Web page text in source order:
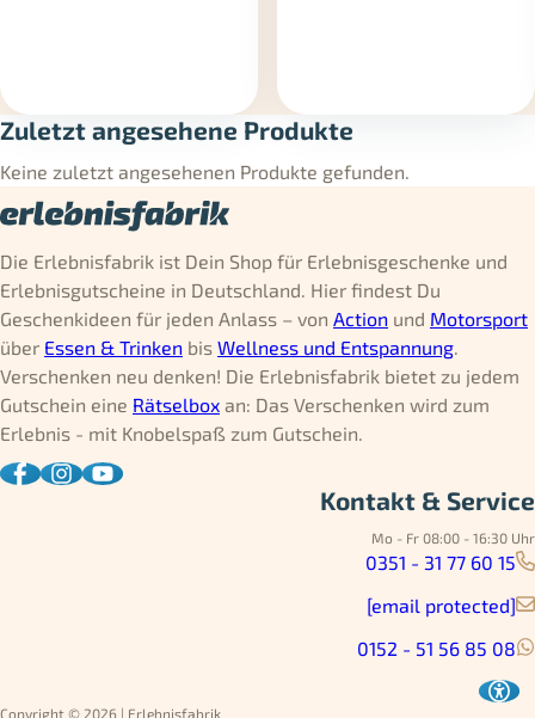
Zuletzt angesehene Produkte
Keine zuletzt angesehenen Produkte gefunden.
Die Erlebnisfabrik ist Dein Shop für Erlebnisgeschenke und
Erlebnisgutscheine in Deutschland. Hier findest Du
Geschenkideen für jeden Anlass – von Action und Motorsport
über Essen & Trinken bis Wellness und Entspannung
Verschenken neu denken! Die Erlebnisfabrik bietet zu jedem
Gutschein eine Rätselbox an: Das Verschenken wird zum
Erlebnis - mit Knobelspaß zum Gutschein.
Kontakt & Service
Mo - Fr 08:00 - 16:30 Uhr
0351 - 31 77 60 15
[email protected]
0152 - 51 56 85 08
Copyright © 2026 | Erlebnisfabrik